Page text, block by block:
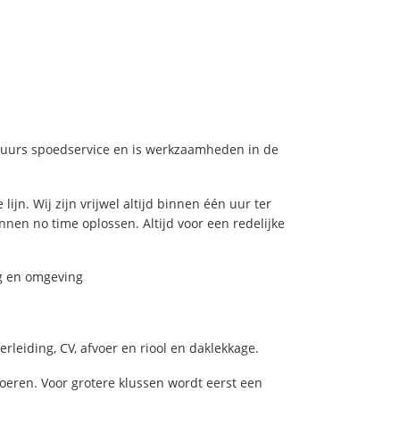
spoedservice en is werkzaamheden in de
lijn. Wij zijn vrijwel altijd binnen één uur ter
no time oplossen. Altijd voor een redelijke
en omgeving
CV, afvoer en riool en daklekkage.
Voor grotere klussen wordt eerst een